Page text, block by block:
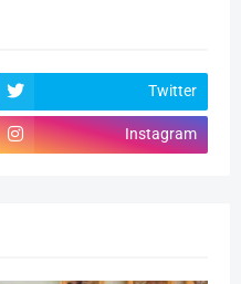
Twitter
Instagram